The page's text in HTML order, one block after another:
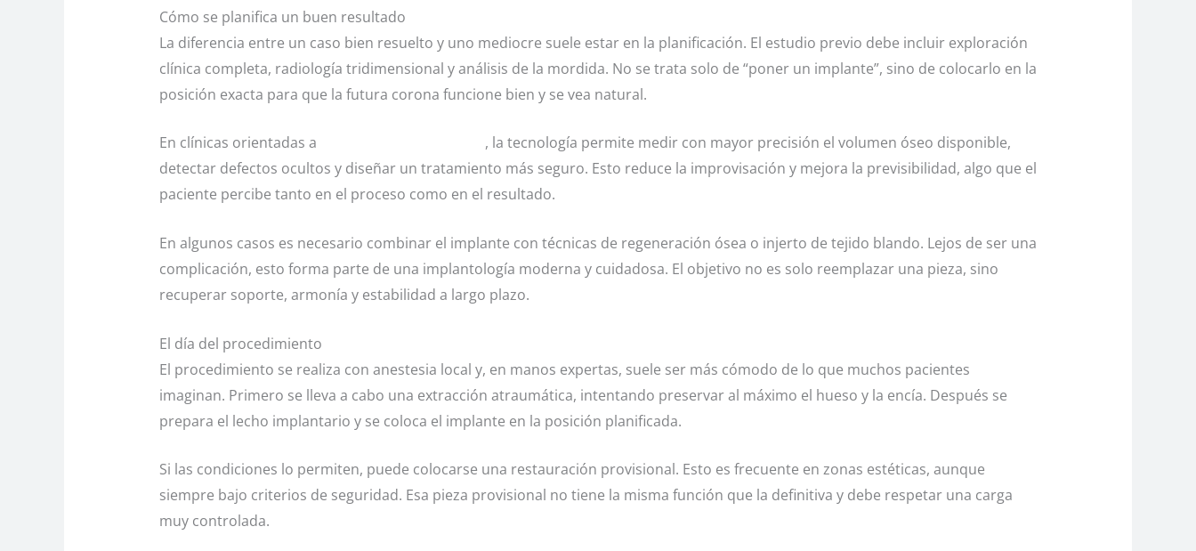
Cómo se planifica un buen resultado
La diferencia entre un caso bien resuelto y uno mediocre suele estar en la planificación. El estudio previo debe incluir exploración
clínica completa, radiología tridimensional y análisis de la mordida. No se trata solo de “poner un implante”, sino de colocarlo en la
posición exacta para que la futura corona funcione bien y se vea natural.
En clínicas orientadas a
, la tecnología permite medir con mayor precisión el volumen óseo disponible,
detectar defectos ocultos y diseñar un tratamiento más seguro. Esto reduce la improvisación y mejora la previsibilidad, algo que el
paciente percibe tanto en el proceso como en el resultado.
En algunos casos es necesario combinar el implante con técnicas de regeneración ósea o injerto de tejido blando. Lejos de ser una
complicación, esto forma parte de una implantología moderna y cuidadosa. El objetivo no es solo reemplazar una pieza, sino
recuperar soporte, armonía y estabilidad a largo plazo.
El día del procedimiento
El procedimiento se realiza con anestesia local y, en manos expertas, suele ser más cómodo de lo que muchos pacientes
imaginan. Primero se lleva a cabo una extracción atraumática, intentando preservar al máximo el hueso y la encía. Después se
prepara el lecho implantario y se coloca el implante en la posición planificada.
Si las condiciones lo permiten, puede colocarse una restauración provisional. Esto es frecuente en zonas estéticas, aunque
siempre bajo criterios de seguridad. Esa pieza provisional no tiene la misma función que la definitiva y debe respetar una carga
muy controlada.